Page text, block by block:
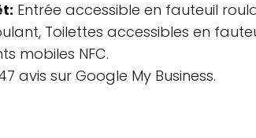
Entrée accessible en fauteuil
Toilettes accessibles en
mobiles NFC.
avis sur Google My Business.